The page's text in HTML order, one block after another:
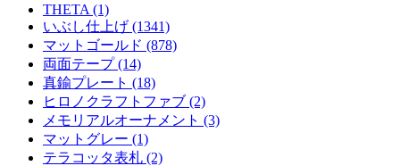
THETA (1)
いぶし仕上げ (1341)
マットゴールド (878)
両面テープ (14)
真鍮プレート (18)
ヒロノクラフトファブ (2)
メモリアルオーナメント (3)
マットグレー (1)
テラコッタ表札 (2)